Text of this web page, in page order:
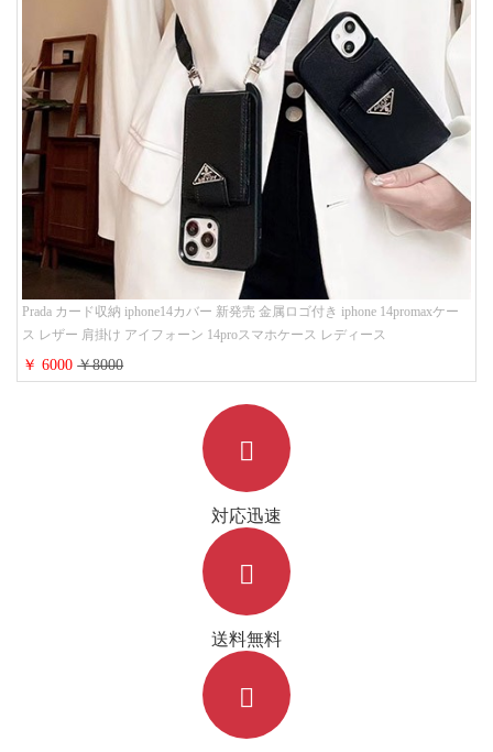
Prada カード収納 iphone14カバー 新発売 金属ロゴ付き iphone 14promaxケー
ス レザー 肩掛け アイフォーン 14proスマホケース レディース
￥ 6000￥8000
対応迅速
送料無料